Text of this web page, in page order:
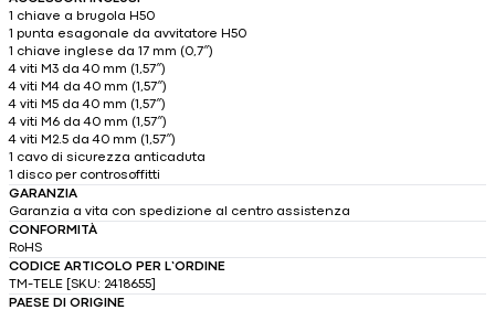
1 chiave a brugola H50
1 punta esagonale da avvitatore H50
1 chiave inglese da 17 mm (0,7″)
4 viti M3 da 40 mm (1,57″)
4 viti M4 da 40 mm (1,57″)
4 viti M5 da 40 mm (1,57″)
4 viti M6 da 40 mm (1,57″)
4 viti M2.5 da 40 mm (1,57″)
1 cavo di sicurezza anticaduta
1 disco per controsoffitti
GARANZIA
Garanzia a vita con spedizione al centro assistenza
CONFORMITÀ
RoHS
CODICE ARTICOLO PER L’ORDINE
TM-TELE [SKU: 2418655]
PAESE DI ORIGINE